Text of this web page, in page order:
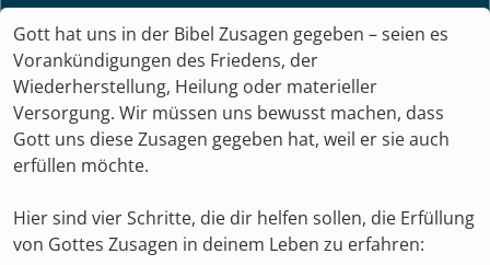
Gott hat uns in der Bibel Zusagen gegeben – seien es
Vorankündigungen des Friedens, der
Wiederherstellung, Heilung oder materieller
Versorgung. Wir müssen uns bewusst machen, dass
Gott uns diese Zusagen gegeben hat, weil er sie auch
erfüllen möchte.
Hier sind vier Schritte, die dir helfen sollen, die Erfüllung
von Gottes Zusagen in deinem Leben zu erfahren: